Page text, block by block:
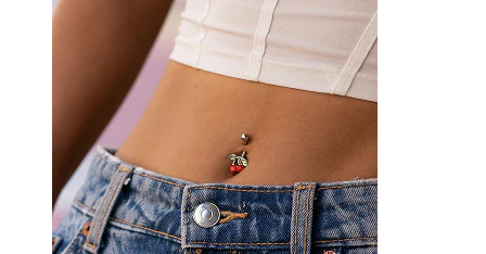
Brustwarzen
Industrial
Dermal
Helix
Ohr